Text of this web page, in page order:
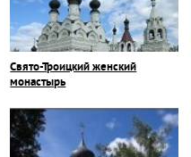
Свято-Троицкий женский
монастырь